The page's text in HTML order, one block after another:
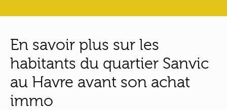
En savoir plus sur les
habitants du quartier Sanvic
au Havre avant son achat
immo